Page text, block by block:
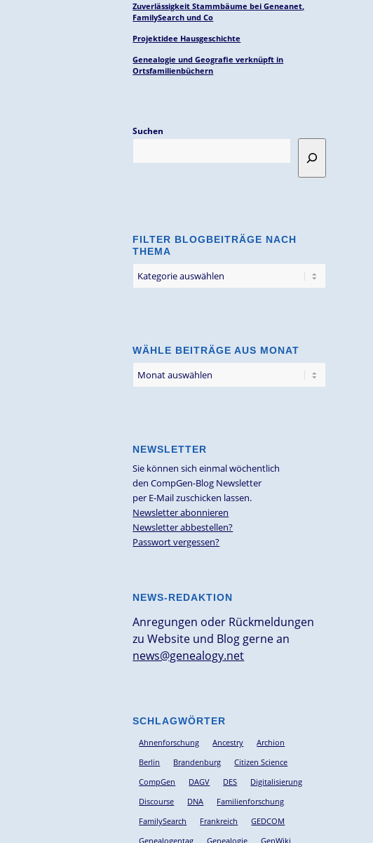
Zuverlässigkeit Stammbäume bei Geneanet,
FamilySearch und Co
Projektidee Hausgeschichte
Genealogie und Geografie verknüpft in
Ortsfamilienbüchern
Suchen
FILTER BLOGBEITRÄGE NACH
THEMA
Blogbeiträge
WÄHLE BEITRÄGE AUS MONAT
NEWSLETTER
Sie können sich einmal wöchentlich
den CompGen-Blog Newsletter
per E-Mail zuschicken lassen.
Newsletter abonnieren
Newsletter abbestellen?
Passwort vergessen?
NEWS-REDAKTION
Anregungen oder Rückmeldungen
zu Website und Blog gerne an
news@genealogy.net
SCHLAGWÖRTER
Ahnenforschung Ancestry
Archion
Berlin
Brandenburg
Citizen Science
CompGen
DAGV DES
Digitalisierung
Discourse
DNA
Familienforschung
FamilySearch
Frankreich
GEDCOM
Genealogentag
Genealogie
GenWiki